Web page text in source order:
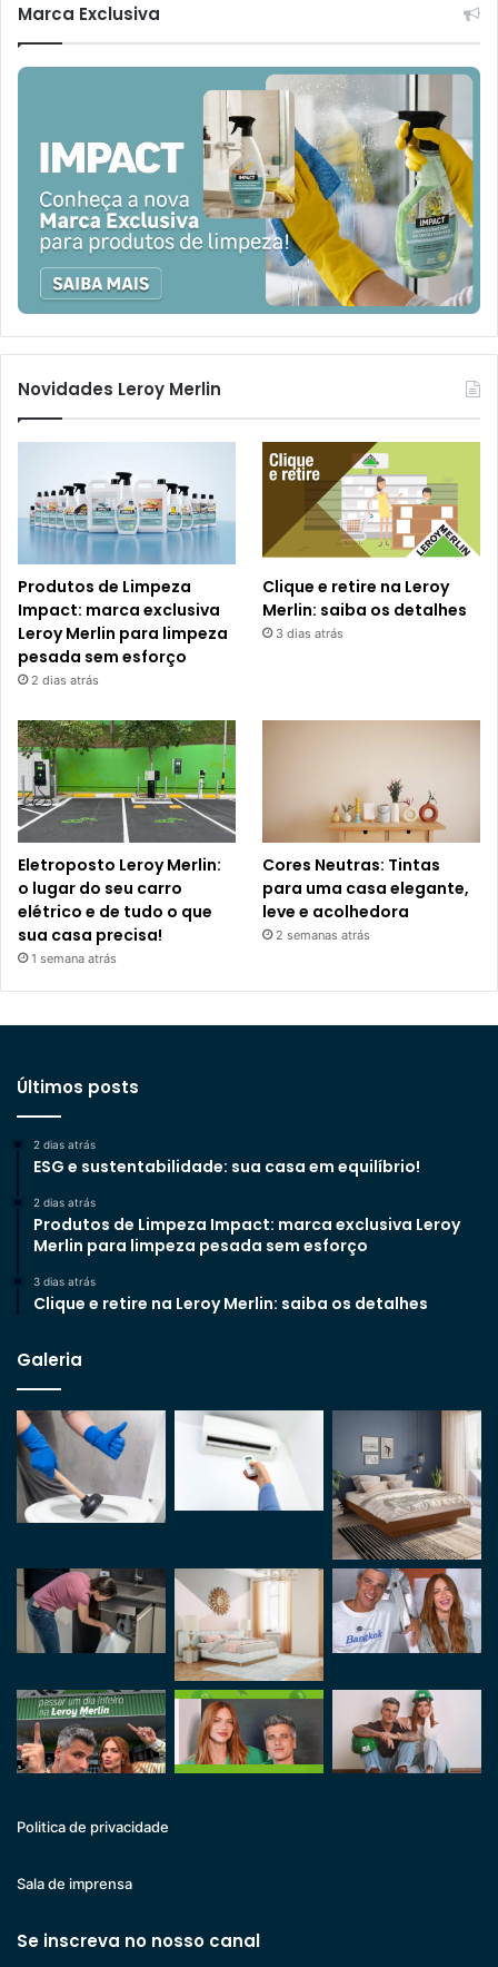
Marca Exclusiva
Novidades Leroy Merlin
Produtos de Limpeza
Impact: marca exclusiva
Leroy Merlin para limpeza
pesada sem esforço
2 dias atrás
Clique e retire na Leroy
Merlin: saiba os detalhes
3 dias atrás
Eletroposto Leroy Merlin:
o lugar do seu carro
elétrico e de tudo o que
sua casa precisa!
1 semana atrás
Cores Neutras: Tintas
para uma casa elegante,
leve e acolhedora
2 semanas atrás
Últimos posts
2 dias atrás
ESG e sustentabilidade: sua casa em equilíbrio!
2 dias atrás
Produtos de Limpeza Impact: marca exclusiva Leroy
Merlin para limpeza pesada sem esforço
3 dias atrás
Clique e retire na Leroy Merlin: saiba os detalhes
Galeria
Politica de privacidade
Sala de imprensa
Se inscreva no nosso canal